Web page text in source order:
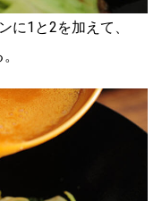
1と2を加えて、